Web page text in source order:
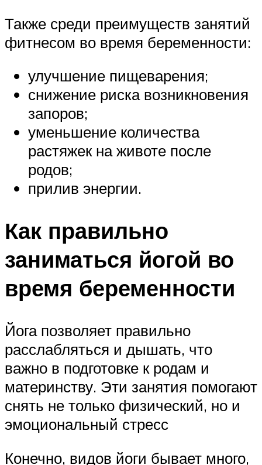
Также среди преимуществ занятий
фитнесом во время беременности:
улучшение пищеварения;
снижение риска возникновения
запоров;
уменьшение количества
растяжек на животе после
родов;
прилив энергии.
Как правильно
заниматься йогой во
время беременности
Йога позволяет правильно
расслабляться и дышать, что
важно в подготовке к родам и
материнству. Эти занятия помогают
снять не только физический, но и
эмоциональный стресс
Конечно, видов йоги бывает много,